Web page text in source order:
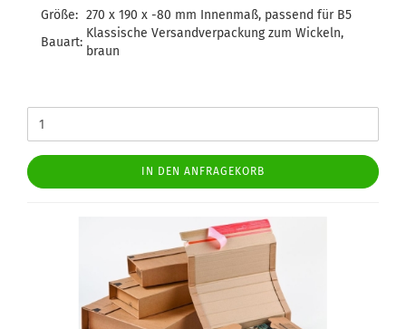
Größe: 270 x 190 x -80 mm Innenmaß, passend für B5
Bauart:
Klassische Versandverpackung zum Wickeln,
braun
IN DEN ANFRAGEKORB